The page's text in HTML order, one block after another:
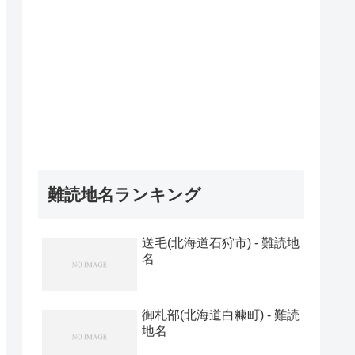
難読地名ランキング
送毛(北海道石狩市) - 難読地
名
御札部(北海道白糠町) - 難読
地名